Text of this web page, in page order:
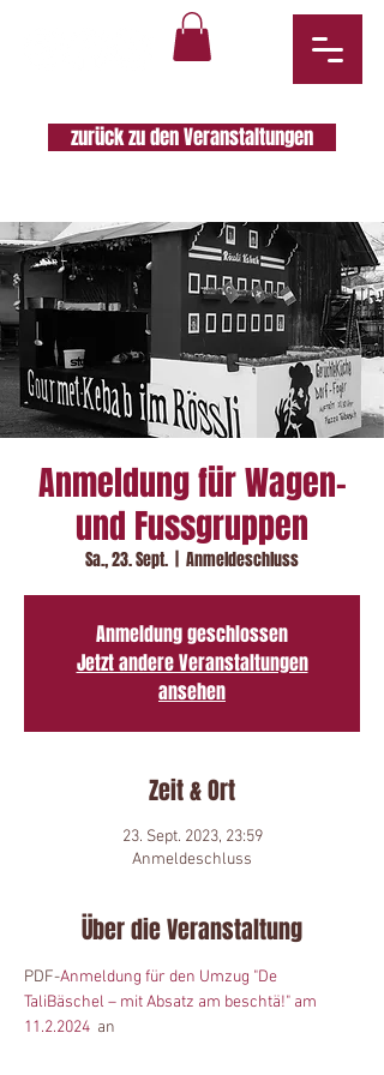
zurück zu den Veranstaltungen
Anmeldung für Wagen-
und Fussgruppen
Sa., 23. Sept.
  |
Anmeldeschluss
Anmeldung geschlossen
Jetzt andere Veranstaltungen
ansehen
Zeit & Ort
23. Sept. 2023, 23:59
Anmeldeschluss
Über die Veranstaltung
PDF-Anmeldung für den Umzug "De
TaliBäschel – mit Absatz am beschtä!" am
11.2.2024 an